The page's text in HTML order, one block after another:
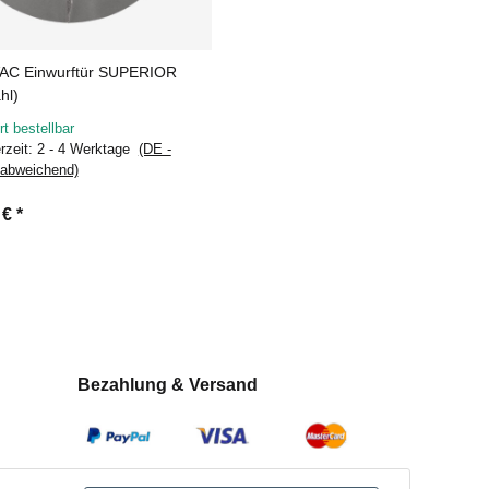
Einwurftür SUPERIOR
bestellbar
2 - 4 Werktage (DE -
*
Bezahlung & Versand